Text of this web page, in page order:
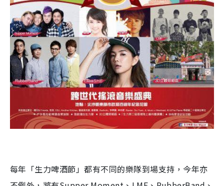
每年「生力啤酒節」都有不同的樂隊到場支持，今年亦